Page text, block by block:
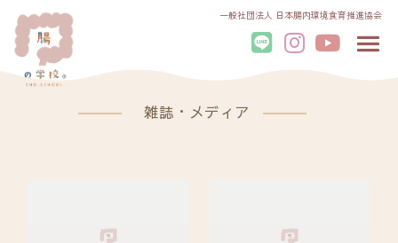
一般社団法人 日本腸内環境食育推進協会
雑誌・メディア